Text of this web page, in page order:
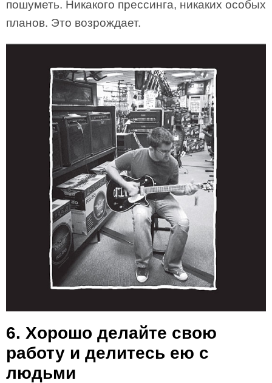
пошуметь. Никакого прессинга, никаких особых
планов. Это возрождает.
6. Хорошо делайте свою
работу и делитесь ею с
людьми